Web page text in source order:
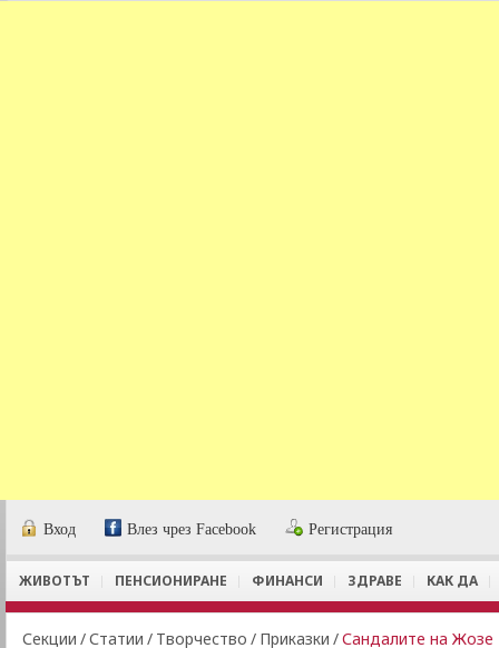
Вход Влез чрез Facebook Регистрация
ЖИВОТЪТ ПЕНСИОНИРАНЕ ФИНАНСИ ЗДРАВЕ КАК ДА
Секции /Статии / Творчество / Приказки /Сандалите на Жозе